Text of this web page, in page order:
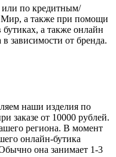
или по кредитным/
Мир, а также при помощи
а также онлайн
зависимости от бренда.
наши изделия по
заказе от 10000 рублей.
региона. В момент
онлайн-бутика
она занимает 1-3